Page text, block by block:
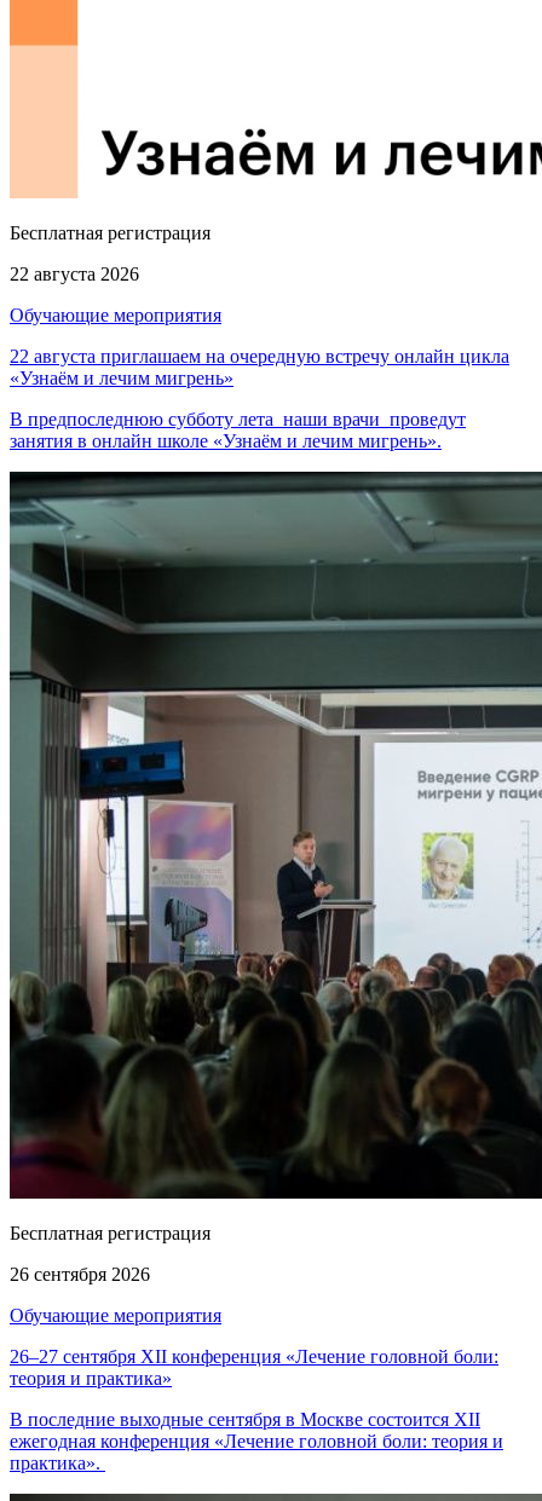
Бесплатная регистрация
22 августа 2026
Обучающие мероприятия
22 августа приглашаем на очередную встречу онлайн цикла
«Узнаём и лечим мигрень»
В предпоследнюю субботу лета наши врачи проведут
занятия в онлайн школе «Узнаём и лечим мигрень».
Бесплатная регистрация
26 сентября 2026
Обучающие мероприятия
26–27 сентября XII конференция «Лечение головной боли:
теория и практика»
В последние выходные сентября в Москве состоится XII
ежегодная конференция «Лечение головной боли: теория и
практика».